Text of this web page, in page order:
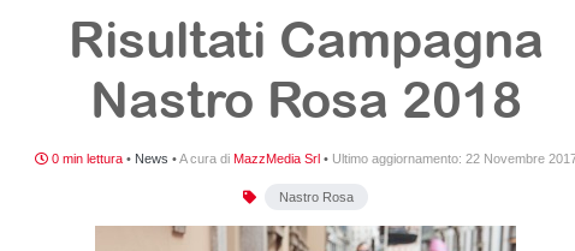
Risultati Campagna
Nastro Rosa 2018
0 min lettura • News • A cura di MazzMedia Srl • Ultimo aggiornamento: 22 Novembre
Nastro Rosa